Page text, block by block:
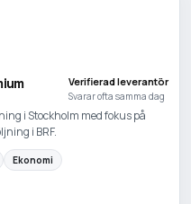
Verifierad leverantör
Svarar ofta samma dag
i Stockholm med fokus på
i BRF.
Ekonomi